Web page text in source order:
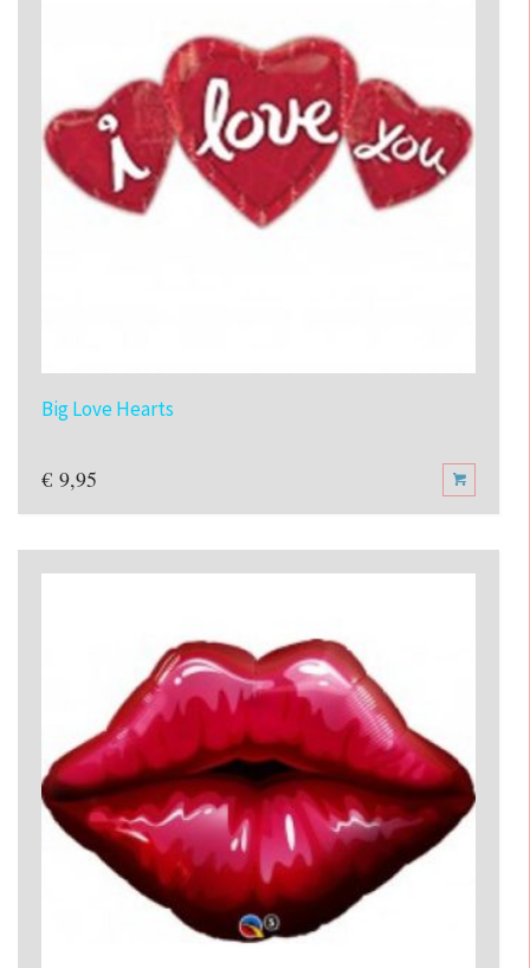
Big Love Hearts
€ 9,95